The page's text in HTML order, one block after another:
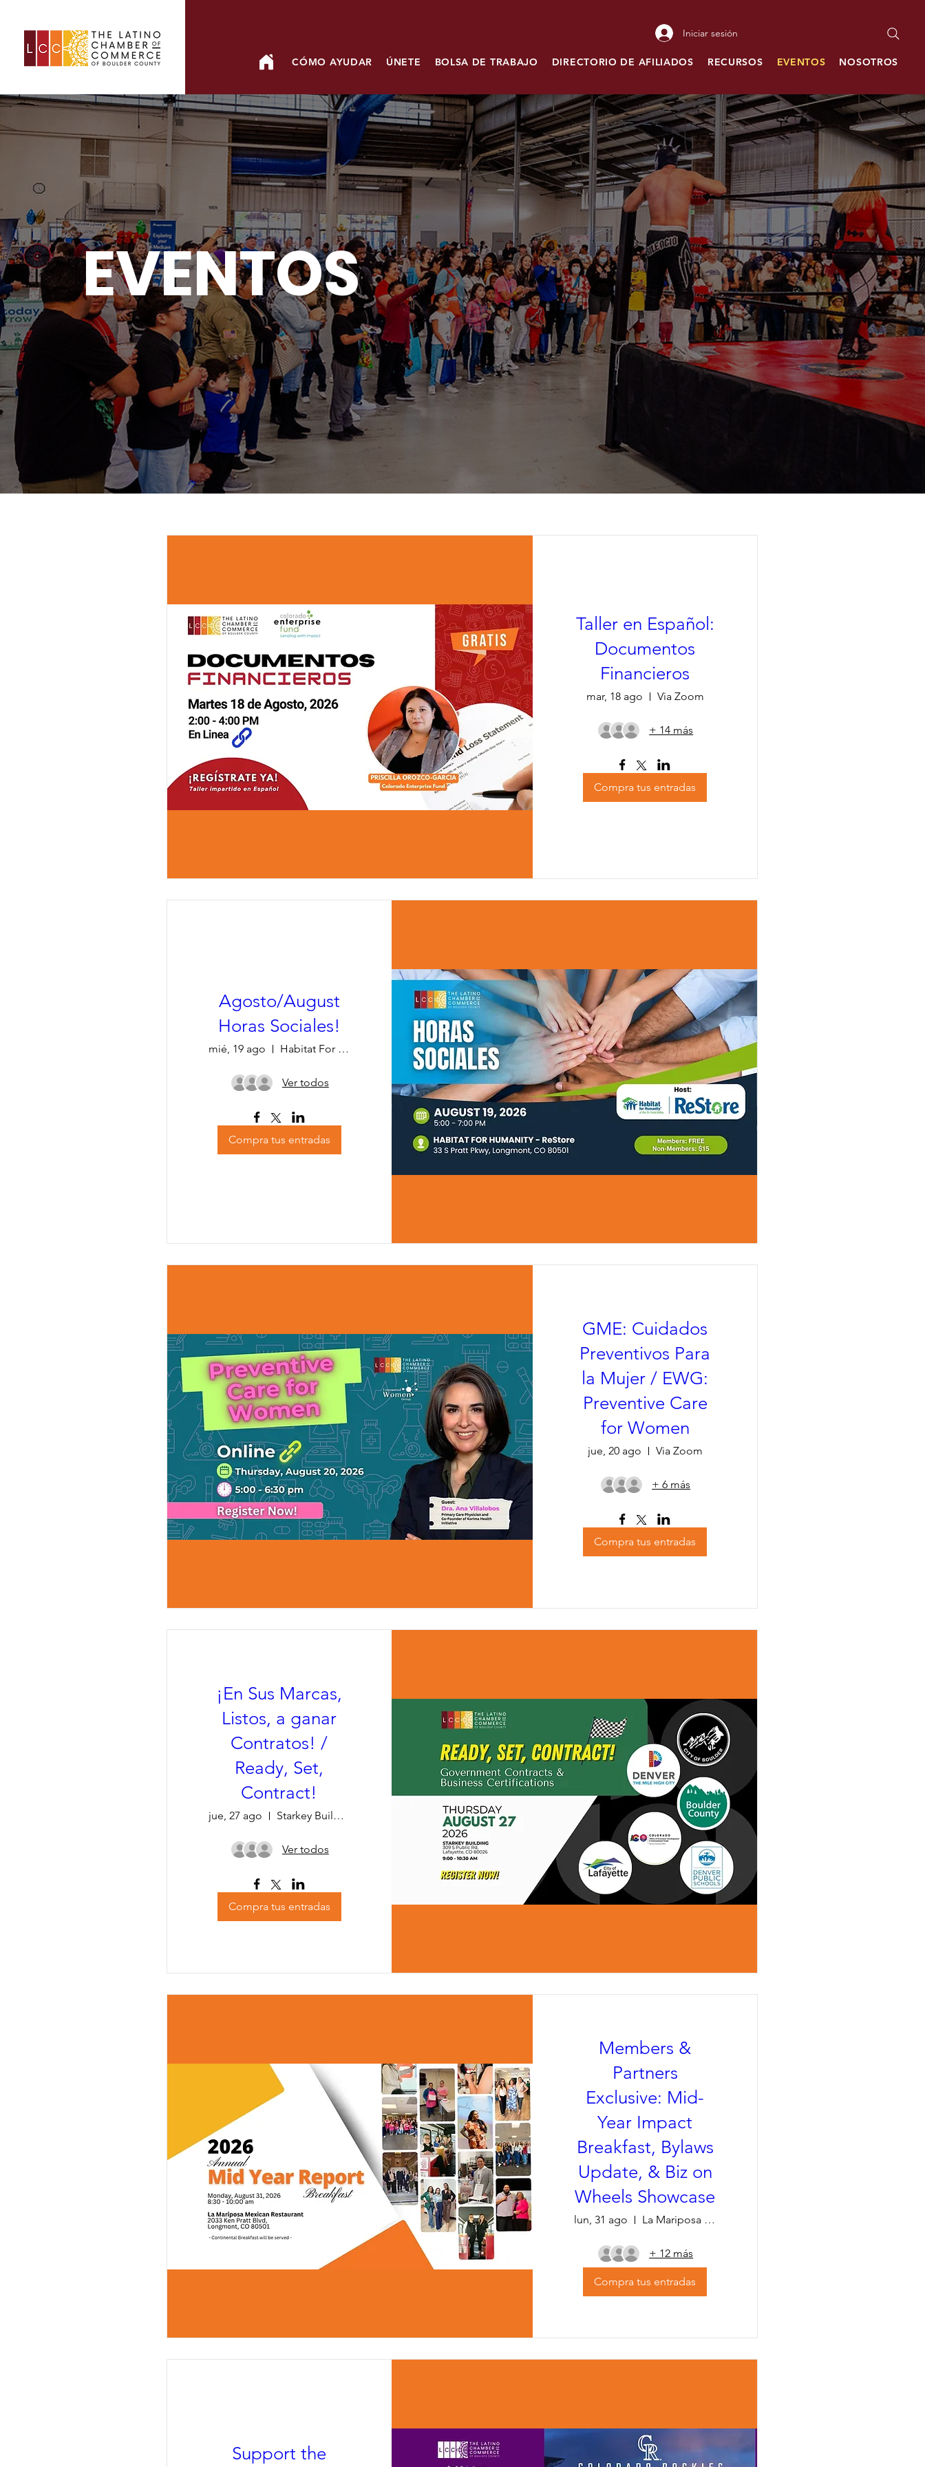
Iniciar sesión
CÓMO AYUDAR ÚNETE BOLSA DE TRABAJO DIRECTORIO DE AFILIADOS RECURSOS EVENTOS NOSOTROS
EVENTOS
Taller en Español:
Documentos
Financieros
mar, 18 ago Via Zoom
+ 14 más
Compra tus entradas
Agosto/August
Horas Sociales!
mié, 19 ago Habitat For Humanity - ReStore
Ver todos
Compra tus entradas
GME: Cuidados
Preventivos Para
la Mujer / EWG:
Preventive Care
for Women
jue, 20 ago Via Zoom
+ 6 más
Compra tus entradas
¡En Sus Marcas,
Listos, a ganar
Contratos! /
Ready, Set,
Contract!
jue, 27 ago Starkey Building
Ver todos
Compra tus entradas
Members &
Partners
Exclusive: Mid-
Year Impact
Breakfast, Bylaws
Update, & Biz on
Wheels Showcase
lun, 31 ago La Mariposa Mexican Restaurant
+ 12 más
Compra tus entradas
Support the